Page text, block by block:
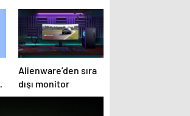
Alienware’den sıra
dışı monitor